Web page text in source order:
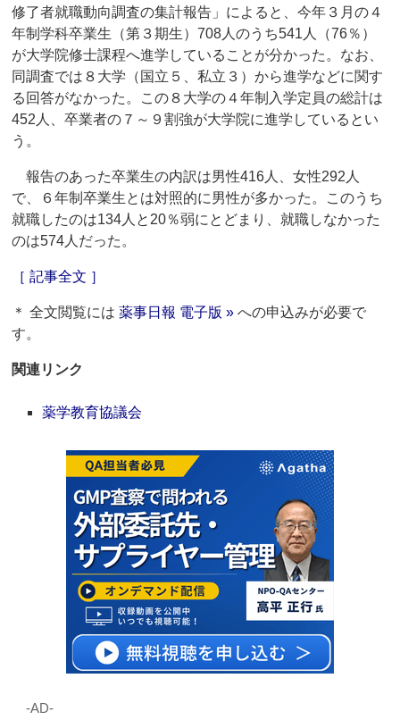
修了者就職動向調査の集計報告」によると、今年３月の４
年制学科卒業生（第３期生）708人のうち541人（76％）
が大学院修士課程へ進学していることが分かった。なお、
同調査では８大学（国立５、私立３）から進学などに関す
る回答がなかった。この８大学の４年制入学定員の総計は
452人、卒業者の７～９割強が大学院に進学しているとい
う。
報告のあった卒業生の内訳は男性416人、女性292人
で、６年制卒業生とは対照的に男性が多かった。このうち
就職したのは134人と20％弱にとどまり、就職しなかった
のは574人だった。
［ 記事全文 ］
＊ 全文閲覧には薬事日報 電子版 » への申込みが必要で
す。
関連リンク
薬学教育協議会
‐AD‐